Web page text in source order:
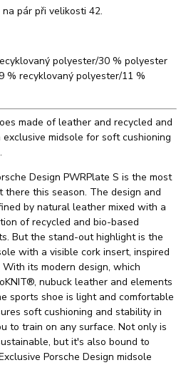
pár při velikosti 42.
polyester/30 % polyester
% recyklovaný polyester/11 %
made of leather and recycled and
midsole for soft cushioning
Design PWRPlate S is the most
this season. The design and
by natural leather mixed with a
of recycled and bio-based
But the stand-out highlight is the
with a visible cork insert, inspired
its modern design, which
nubuck leather and elements
sports shoe is light and comfortable
soft cushioning and stability in
to train on any surface. Not only is
but it's also bound to
Porsche Design midsole